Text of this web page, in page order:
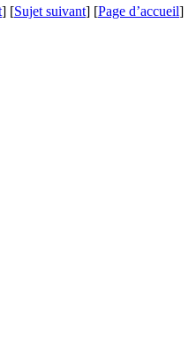
] [Sujet suivant] [Page d’accueil]